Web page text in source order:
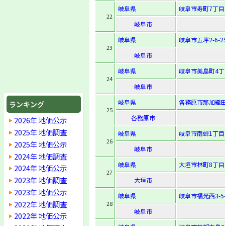
ランキング
2026年 地価公示
2025年 地価調査
2025年 地価公示
2024年 地価調査
2024年 地価公示
2023年 地価調査
2023年 地価公示
2022年 地価調査
2022年 地価公示
22
岐阜県
岐阜市寿町7丁
岐阜市
23
岐阜県
岐阜市五坪2-6-
岐阜市
24
岐阜県
岐阜市美島町4
岐阜市
25
岐阜県
各務原市那加織
各務原市
26
岐阜県
岐阜市南蝉1丁
岐阜市
27
岐阜県
大垣市林町8丁
大垣市
28
岐阜県
岐阜市福光西3-
岐阜市